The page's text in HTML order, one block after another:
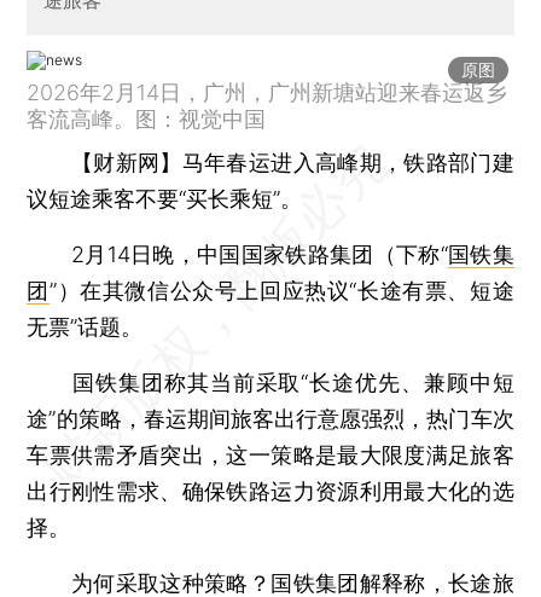
原图
2026年2月14日，广州，广州新塘站迎来春运返乡
客流高峰。图：视觉中国
【财新网】 马年春运进入高峰期，铁路部门建
议短途乘客不要“买长乘短”。
2月14日晚，中国国家铁路集团（下称“国铁集
团”）在其微信公众号上回应热议“长途有票、短途
无票”话题。
国铁集团称其当前采取“长途优先、兼顾中短
途”的策略，春运期间旅客出行意愿强烈，热门车次
车票供需矛盾突出，这一策略是最大限度满足旅客
出行刚性需求、确保铁路运力资源利用最大化的选
择。
为何采取这种策略？国铁集团解释称，长途旅